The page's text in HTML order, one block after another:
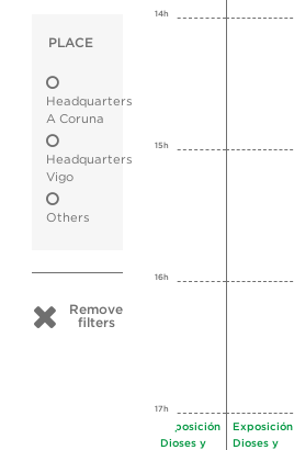
PLACE
Headquarters
A Coruna
Headquarters
Vigo
Others
Remove
filters
14h
15h
16h
17h
Exposición
Dioses y
Exposición
Dioses y